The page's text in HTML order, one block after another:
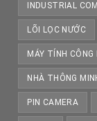
INDUSTRIAL
LÕI LỌC NƯỚC
MÁY TÍNH CÔNG
NHÀ THÔNG
PIN CAMERA